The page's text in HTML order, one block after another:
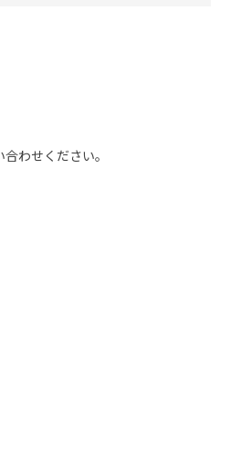
わせください。